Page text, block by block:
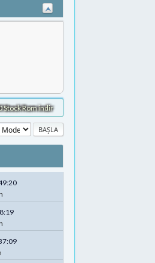
Stock Rom indir